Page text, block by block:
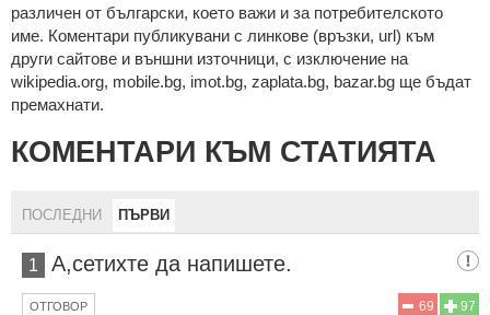
рaзличeн oт бългaрcки, което важи и за потребителското
име. Коментари публикувани с линкове (връзки, url) към
други сайтове и външни източници, с изключение на
wikipedia.org, mobile.bg, imot.bg, zaplata.bg, bazar.bg ще бъдат
премахнати.
КОМЕНТАРИ КЪМ СТАТИЯТА
ПОСЛЕДНИ ПЪРВИ
1 А,сетихте да напишете.
97
69
ОТГОВОР